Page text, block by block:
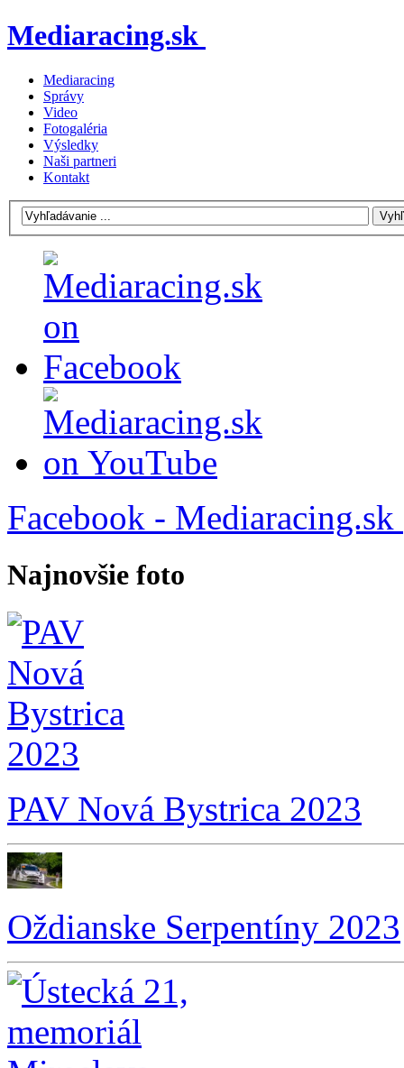
Mediaracing.sk
Mediaracing
Správy
Video
Fotogaléria
Výsledky
Naši partneri
Kontakt
Facebook - Mediaracing.sk
Najnovšie foto
PAV Nová Bystrica 2023
Oždianske Serpentíny 2023